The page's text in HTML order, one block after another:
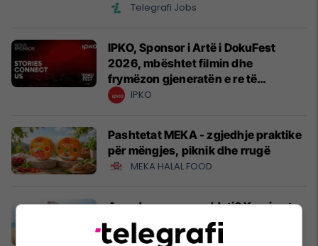
Telegrafi Jobs
IPKO, Sponsor i Artë i DokuFest
2026, mbështet filmin dhe
frymëzon gjeneratën e re të
krijuesve
IPKO
Pashtetat MEKA - zgjedhje praktike
për mëngjes, piknik dhe rrugë
MEKA HALAL FOOD
A po don me rrnu n’deti? Kursimet
mund t’ju sjellin një banesë
Banka Ekonomike